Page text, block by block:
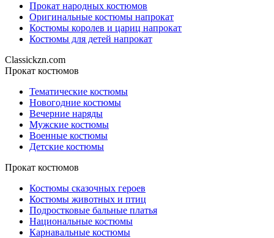
Прокат народных костюмов
Оригинальные костюмы напрокат
Костюмы королев и цариц напрокат
Костюмы для детей напрокат
Classickzn.com
Прокат костюмов
Тематические костюмы
Новогодние костюмы
Вечерние наряды
Мужские костюмы
Военные костюмы
Детские костюмы
Прокат костюмов
Костюмы сказочных героев
Костюмы животных и птиц
Подростковые бальные платья
Национальные костюмы
Карнавальные костюмы